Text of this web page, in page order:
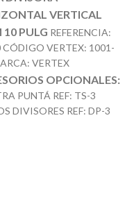
VERTICAL
10 PULG REFERENCIA:
CÓDIGO VERTEX: 1001-
VERTEX
OPCIONALES:
PUNTÁ REF: TS-3
DIVISORES REF: DP-3